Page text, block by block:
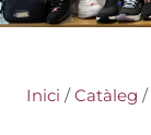
Inici /Catàleg /